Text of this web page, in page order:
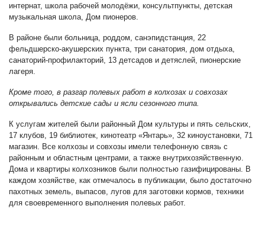
интернат, школа рабочей молодёжи, консультпункты, детская
музыкальная школа, Дом пионеров.
В районе были больница, роддом, санэпидстанция, 22
фельдшерско-акушерских пункта, три санатория, дом отдыха,
санаторий-профилакторий, 13 детсадов и детяслей, пионерские
лагеря.
Кроме того, в разгар полевых работ в колхозах и совхозах
открывались детские сады и ясли сезонного типа.
К услугам жителей были районный Дом культуры и пять сельских,
17 клубов, 19 библиотек, кинотеатр «Янтарь», 32 киноустановки, 71
магазин. Все колхозы и совхозы имели телефонную связь с
районным и областным центрами, а также внутрихозяйственную.
Дома и квартиры колхозников были полностью газифицированы. В
каждом хозяйстве, как отмечалось в публикации, было достаточно
пахотных земель, выпасов, лугов для заготовки кормов, техники
для своевременного выполнения полевых работ.